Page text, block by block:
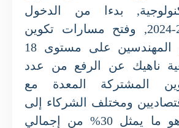
بدءا من الدخول
الجامعي 2023-2024, وفتح مسارات تكوين
جديدة لتكوين المهندسين على مستوى 18
ناهيك عن الرفع من عدد
المشتركة المعدة مع
ومختلف الشركاء إلى
454 عرضا, وهو ما يمثل 30% من إجمالي